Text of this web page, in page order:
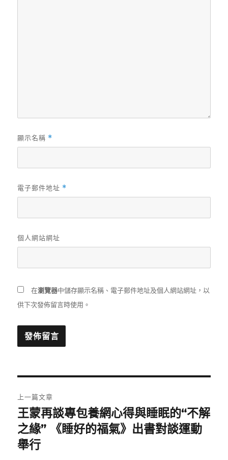
顯示名稱 *
電子郵件地址 *
個人網站網址
在瀏覽器中儲存顯示名稱、電子郵件地址及個人網站網址，以
供下次發佈留言時使用。
章
導
覽
上一篇文章
上
一
篇
王蒙再談專包養網心得與睡眠的“不解
之緣” 《睡好的福氣》出書對談運動
舉行